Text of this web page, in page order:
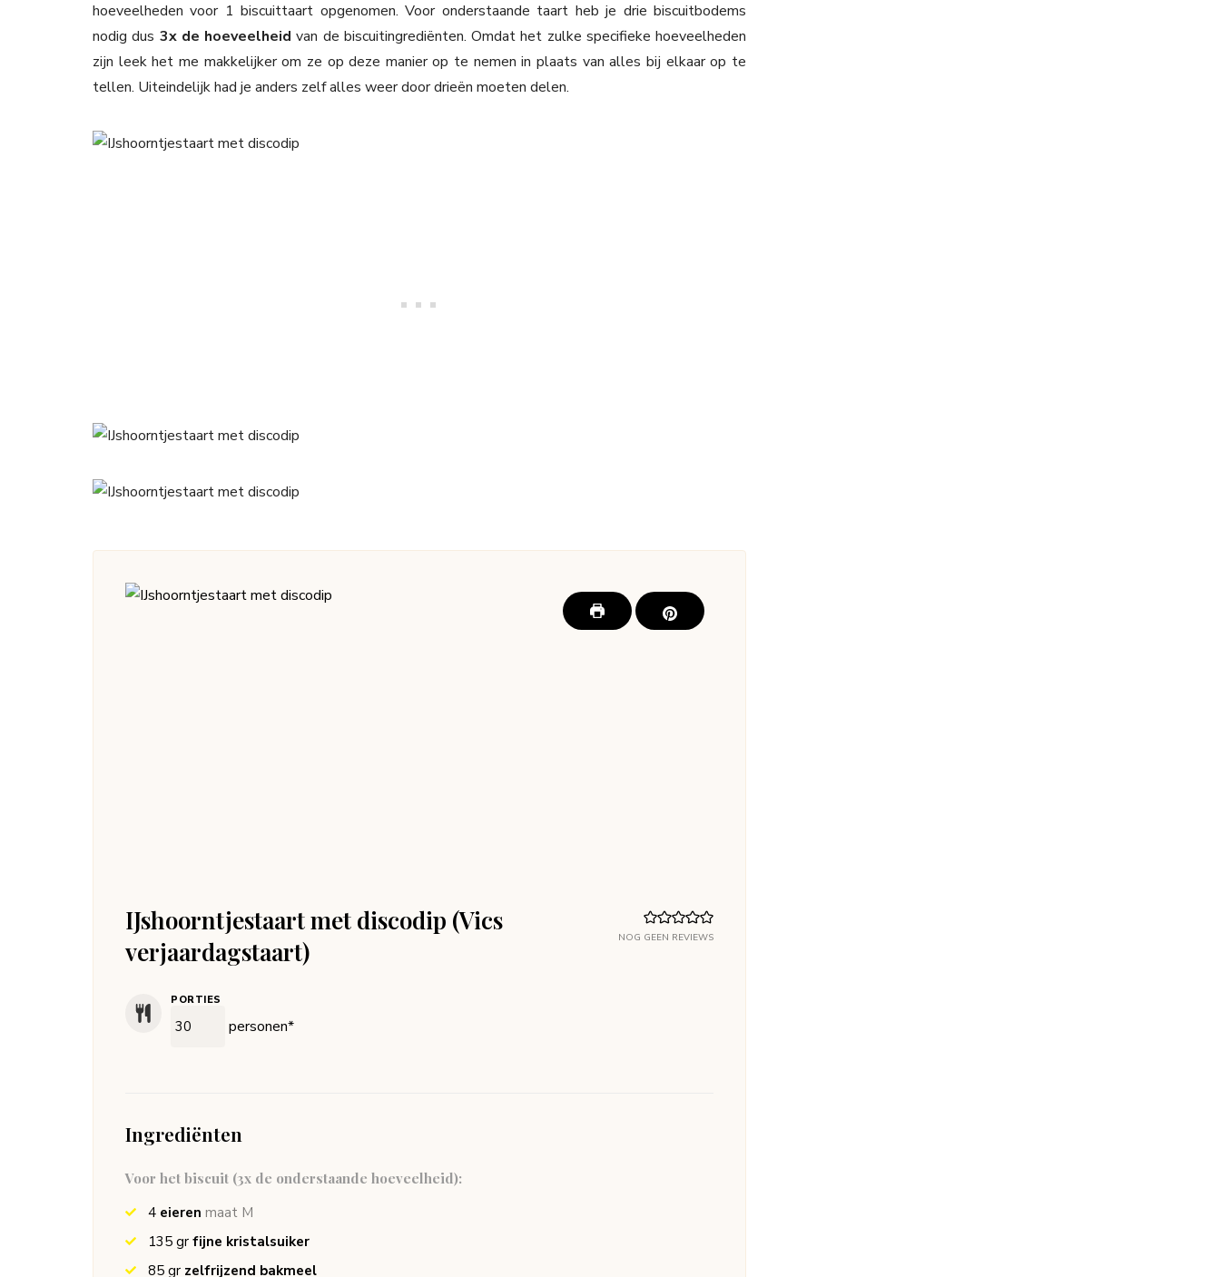
hoeveelheden voor 1 biscuittaart opgenomen. Voor onderstaande taart heb je drie biscuitbodems
nodig dus 3x de hoeveelheid van de biscuitingrediënten. Omdat het zulke specifieke hoeveelheden
zijn leek het me makkelijker om ze op deze manier op te nemen in plaats van alles bij elkaar op te
tellen. Uiteindelijk had je anders zelf alles weer door drieën moeten delen.
NOG GEEN REVIEWS
IJshoorntjestaart met discodip (Vics
verjaardagstaart)
PORTIES
personen*
Ingrediënten
Voor het biscuit (3x de onderstaande hoeveelheid):
4 eieren maat M
135 gr fijne kristalsuiker
85 gr zelfrijzend bakmeel